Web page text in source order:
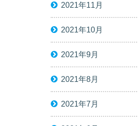
2021年11月
2021年10月
2021年9月
2021年8月
2021年7月